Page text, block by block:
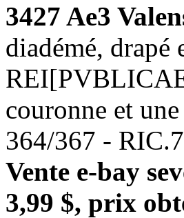
3427 Ae3
diadémé,
couronne et
364/367 -
Vente e-bay
3,99 $, prix